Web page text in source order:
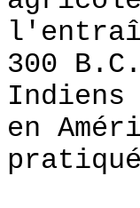
300
Indiens
en